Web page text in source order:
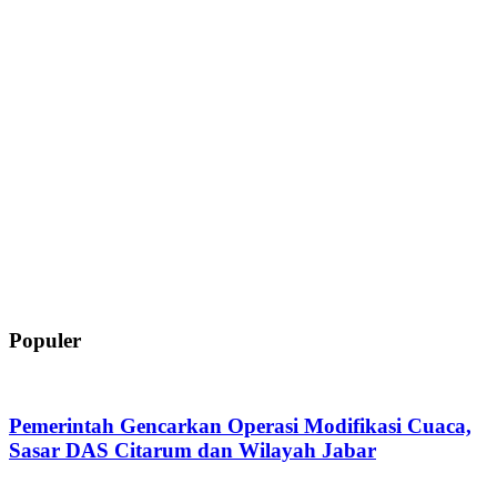
Populer
Pemerintah Gencarkan Operasi Modifikasi Cuaca,
Sasar DAS Citarum dan Wilayah Jabar